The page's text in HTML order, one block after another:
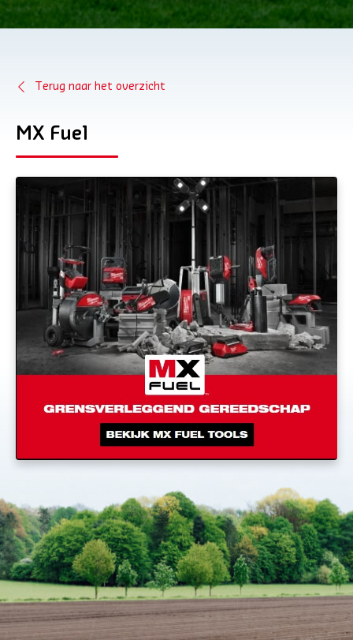
Terug naar het overzicht
MX Fuel